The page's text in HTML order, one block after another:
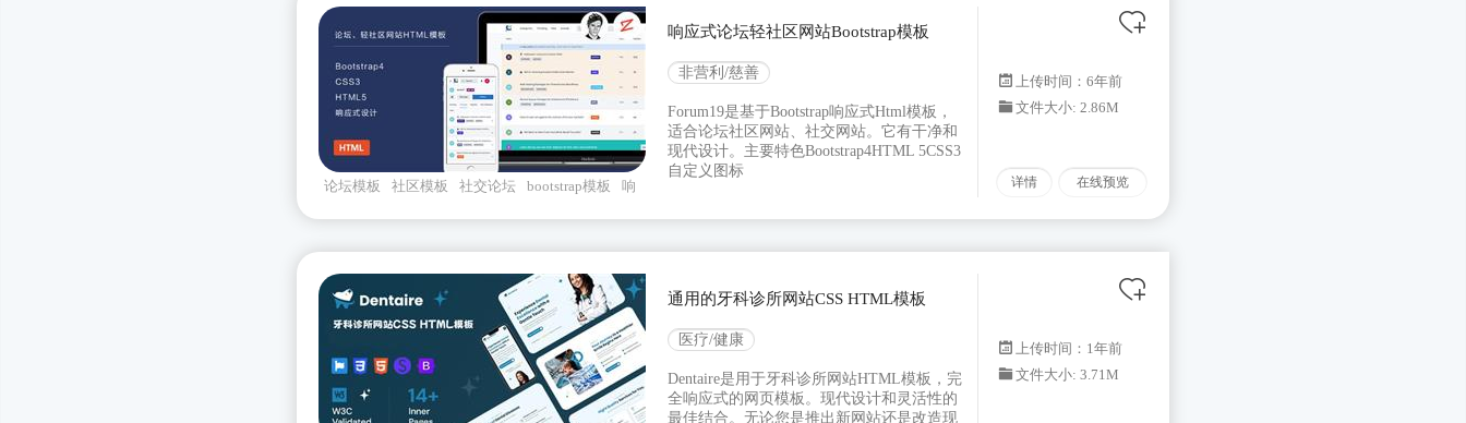
论坛模板 社区模板 社交论坛 bootstrap模板
响
响应式论坛轻社区网站Bootstrap模板
非营利/慈善
Forum19是基于Bootstrap响应式Html模板，
适合论坛社区网站、社交网站。它有干净和
现代设计。主要特色Bootstrap4HTML 5CSS3
自定义图标
上传时间：6年前
文件大小: 2.86M
详情 在线预览
通用的牙科诊所网站CSS HTML模板
医疗/健康
Dentaire是用于牙科诊所网站HTML模板，完
全响应式的网页模板。现代设计和灵活性的
最佳结合。无论您是推出新网站还是改造现
上传时间：1年前
文件大小: 3.71M